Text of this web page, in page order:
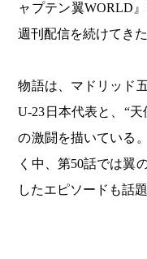
ャプテン翼WORLD
週刊配信を続けてきた
物語は、マドリッド
U-23日本代表と、“
の激闘を描いている
く中、第50話では翼
したエピソードも話